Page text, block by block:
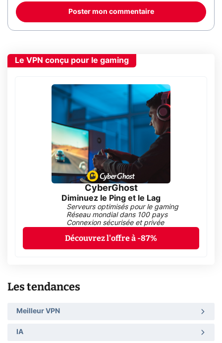
Poster mon commentaire
Le VPN conçu pour le gaming
CyberGhost
Diminuez le Ping et le Lag
Serveurs optimisés pour le gaming
Réseau mondial dans 100 pays
Connexion sécurisée et privée
Découvrez l'offre à -87%
Les tendances
Meilleur VPN
IA